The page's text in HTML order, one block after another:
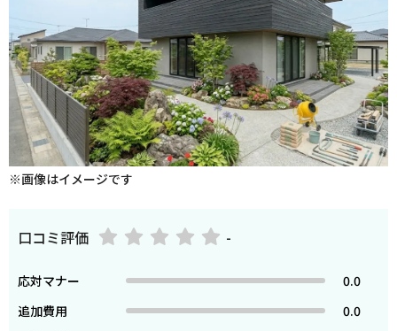
※画像はイメージです
口コミ評価 -
応対マナー
0.0
追加費用
0.0